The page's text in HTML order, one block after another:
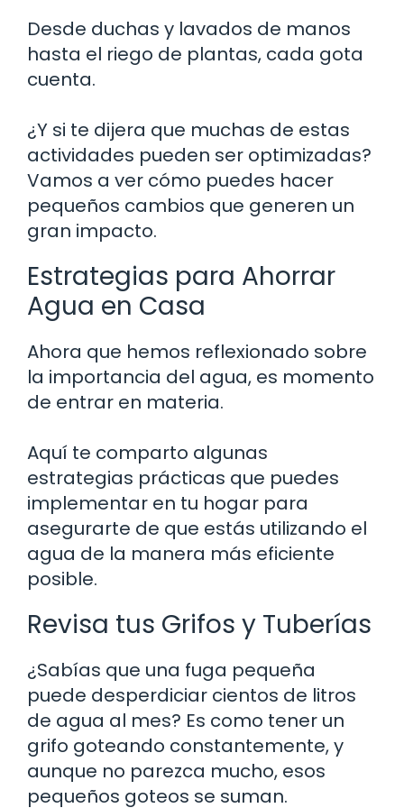
Desde duchas y lavados de manos
hasta el riego de plantas, cada gota
cuenta.
¿Y si te dijera que muchas de estas
actividades pueden ser optimizadas?
Vamos a ver cómo puedes hacer
pequeños cambios que generen un
gran impacto.
Estrategias para Ahorrar
Agua en Casa
Ahora que hemos reflexionado sobre
la importancia del agua, es momento
de entrar en materia.
Aquí te comparto algunas
estrategias prácticas que puedes
implementar en tu hogar para
asegurarte de que estás utilizando el
agua de la manera más eficiente
posible.
Revisa tus Grifos y Tuberías
¿Sabías que una fuga pequeña
puede desperdiciar cientos de litros
de agua al mes? Es como tener un
grifo goteando constantemente, y
aunque no parezca mucho, esos
pequeños goteos se suman.